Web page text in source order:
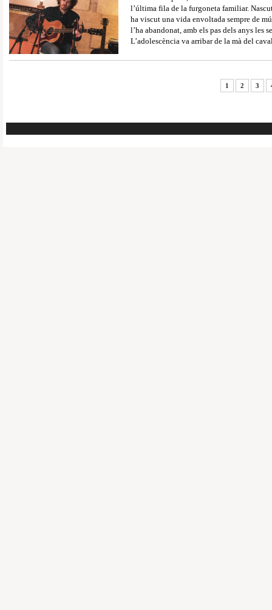
l’última fila de la furgoneta familiar.
ha viscut una vida envoltada sempre de
l’ha abandonat, amb els pas dels anys les
L’adolescència va arribar de la mà del
3
2
1